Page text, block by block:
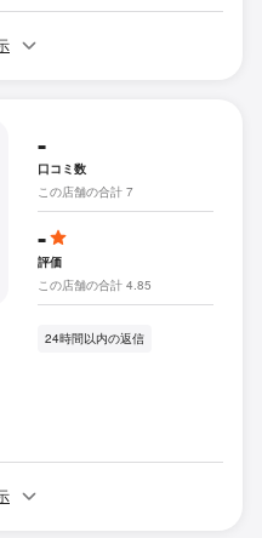
-
口コミ数
この店舗の合計 7
-
評価
この店舗の合計 4.85
24時間以内の返信